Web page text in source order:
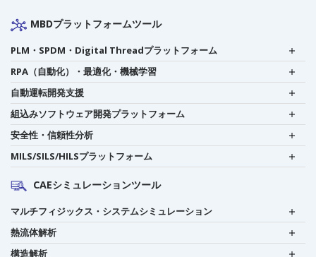
MBDプラットフォームツール
PLM・SPDM・Digital Threadプラットフォーム
RPA（自動化）・最適化・機械学習
自動運転開発支援
組込みソフトウェア開発プラットフォーム
安全性・信頼性分析
MILS/SILS/HILSプラットフォーム
CAEシミュレーションツール
マルチフィジックス・システムシミュレーション
熱流体解析
構造解析